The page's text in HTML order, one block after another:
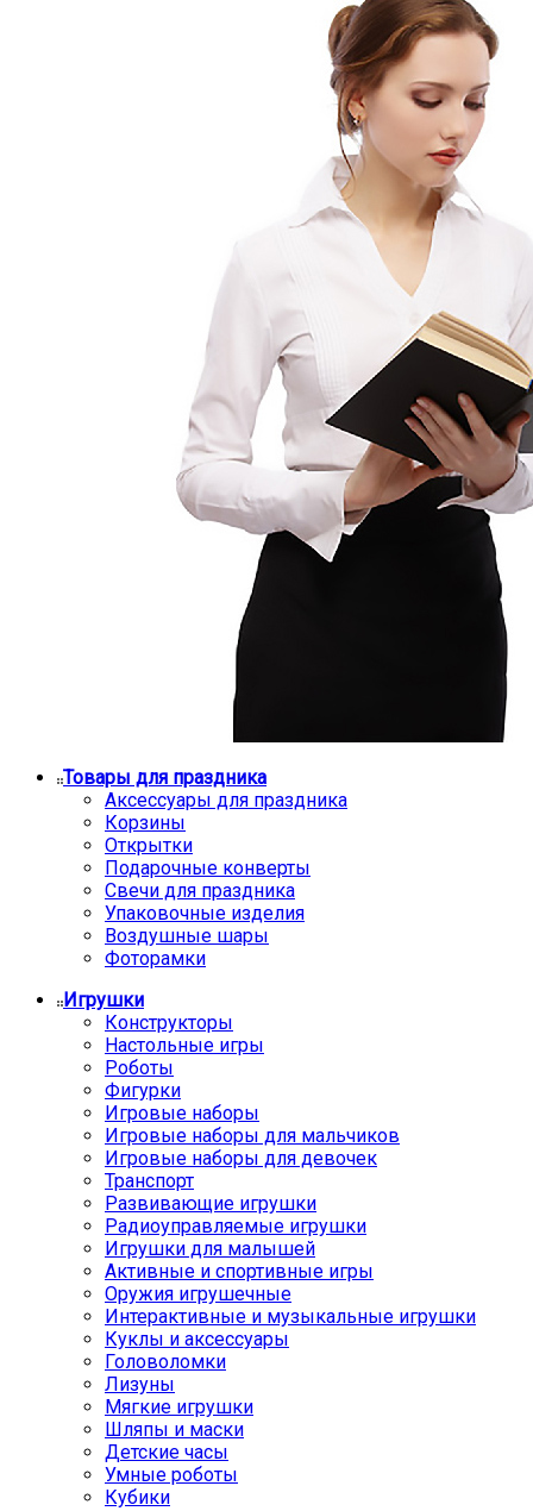
Товары для праздника
Аксессуары для праздника
Корзины
Открытки
Подарочные конверты
Свечи для праздника
Упаковочные изделия
Воздушные шары
Фоторамки
Игрушки
Конструкторы
Настольные игры
Роботы
Фигурки
Игровые наборы
Игровые наборы для мальчиков
Игровые наборы для девочек
Транспорт
Развивающие игрушки
Радиоуправляемые игрушки
Игрушки для малышей
Активные и спортивные игры
Оружия игрушечные
Интерактивные и музыкальные игрушки
Куклы и аксессуары
Головоломки
Лизуны
Мягкие игрушки
Шляпы и маски
Детские часы
Умные роботы
Кубики